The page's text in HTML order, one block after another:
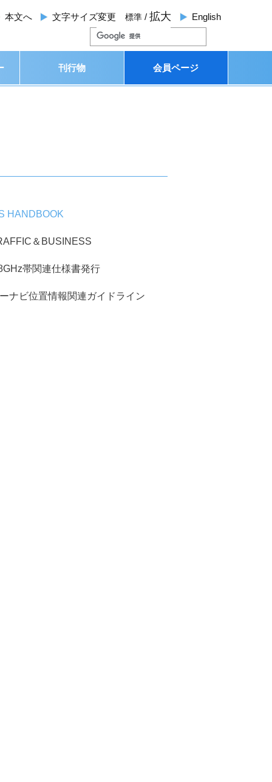
本文へ 文字サイズ変更標準 /拡大 English
刊行物 会員ページ
HANDBOOK
＆BUSINESS
帯関連仕様書発行
ナビ位置情報関連ガイドライン